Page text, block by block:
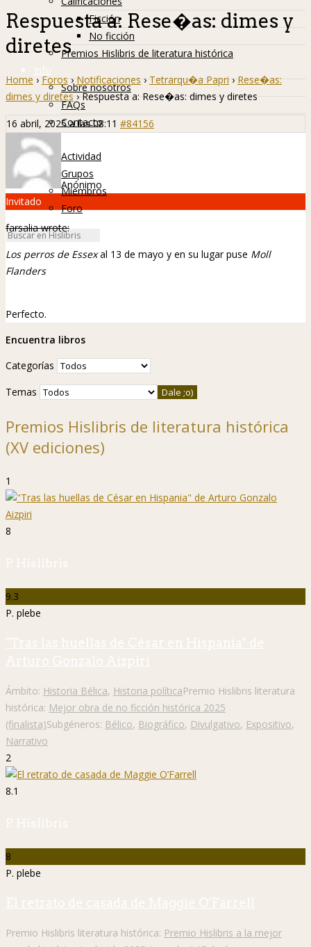
Ficción
No ficción
Premios Hislibris de literatura histórica
Info
Sobre nosotros
FAQs
Contacto
Hislibreños
Actividad
Grupos
Miembros
Foro
Respuesta a: Rese�as: dimes y
diretes
Home › Foros › Notificaciones › Tetrarqu�a Papri › Rese�as:
dimes y diretes › Respuesta a: Rese�as: dimes y diretes
16 abril, 2025 a las 08:11 #84156
Anónimo
Invitado
farsalia wrote:
Los perros de Essexal 13 de mayo y en su lugar puse Moll
Flanders
Perfecto.
Encuentra libros
Categorías
Temas
Premios Hislibris de literatura histórica
(XV ediciones)
1
8
P. Hislibris
9.3
P. plebe
"Tras las huellas de César en Hispania" de
Arturo Gonzalo Aizpiri
Ámbito: Historia Bélica, Historia políticaPremio Hislibris literatura
histórica: Mejor obra de no ficción histórica 2025
(finalista)Subgéneros: Bélico, Biográfico, Divulgativo, Expositivo,
Narrativo
2
8.1
P. Hislibris
8
P. plebe
El retrato de casada de Maggie O’Farrell
Premio Hislibris literatura histórica: Premio Hislibris a la mejor